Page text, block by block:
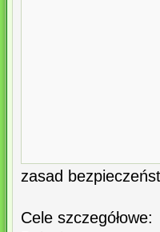
zasad
Cele szczegółowe: